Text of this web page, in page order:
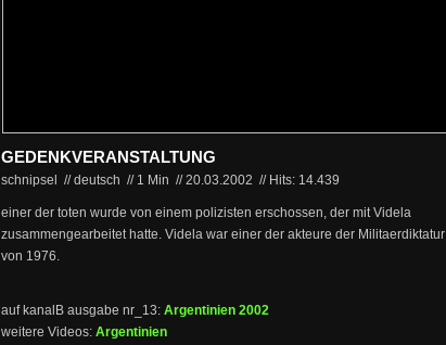
GEDENKVERANSTALTUNG
schnipsel // deutsch // 1 Min //20.03.2002 // Hits: 14.439
einer der toten wurde von einem polizisten erschossen, der mit Videla
zusammengearbeitet hatte. Videla war einer der akteure der Militaerdiktatur
von 1976.
auf kanalB ausgabe nr_13: Argentinien 2002
weitere Videos: Argentinien